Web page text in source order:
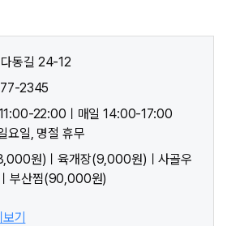
동길 24-12
2345
22:00ㅣ매일 14:00-17:00
요일, 명절 휴무
원)ㅣ육개장(9,000원)ㅣ사골우
부산찜(90,000원)
기